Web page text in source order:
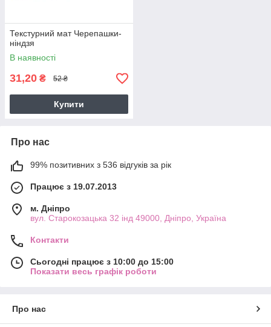
Текстурний мат Черепашки-
ніндзя
В наявності
31,20 ₴ 52 ₴
Купити
Про нас
99% позитивних з 536 відгуків за рік
Працює з 19.07.2013
м. Дніпро
вул. Старокозацька 32 інд 49000, Дніпро, Україна
Контакти
Сьогодні працює з 10:00 до 15:00
Показати весь графік роботи
Про нас